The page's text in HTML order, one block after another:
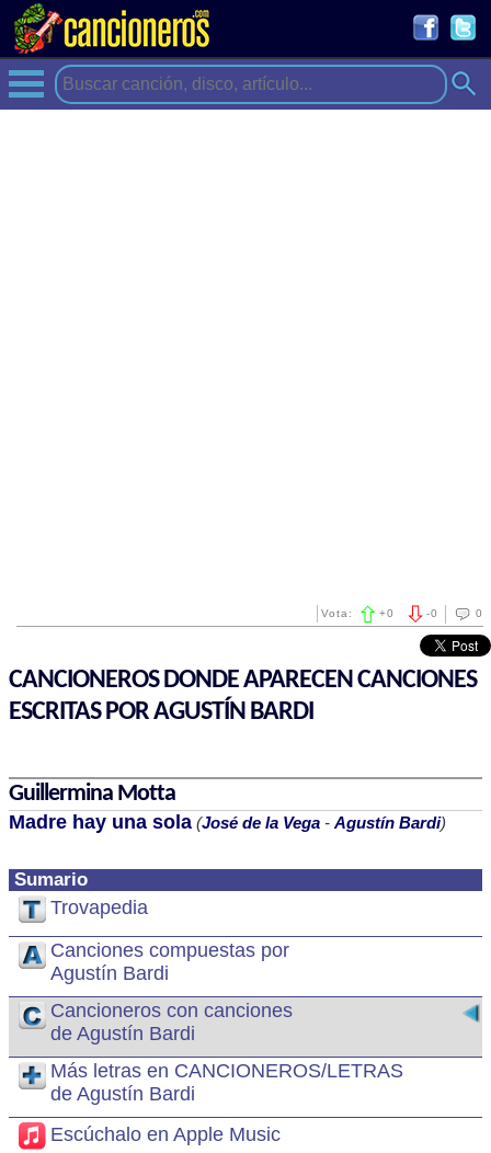
0
-0
Vota: +0
CANCIONEROS DONDE APARECEN CANCIONES
ESCRITAS POR AGUSTÍN BARDI
Sumario
Trovapedia
Canciones compuestas por
Agustín Bardi
Cancioneros con canciones
de Agustín Bardi
Más letras en CANCIONEROS/LETRAS
de Agustín Bardi
Escúchalo en Apple Music
Guillermina Motta
Madre hay una sola (José de la Vega - Agustín Bardi)